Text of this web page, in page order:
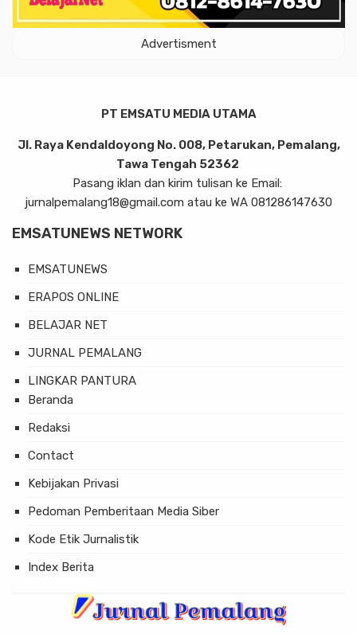
Advertisment
PT EMSATU MEDIA UTAMA
Jl. Raya Kendaldoyong No. 008, Petarukan, Pemalang,
Tawa Tengah 52362
Pasang iklan dan kirim tulisan ke Email:
jurnalpemalang18@gmail.com atau ke WA 081286147630
EMSATUNEWS NETWORK
EMSATUNEWS
ERAPOS ONLINE
BELAJAR NET
JURNAL PEMALANG
LINGKAR PANTURA
Beranda
Redaksi
Contact
Kebijakan Privasi
Pedoman Pemberitaan Media Siber
Kode Etik Jurnalistik
Index Berita